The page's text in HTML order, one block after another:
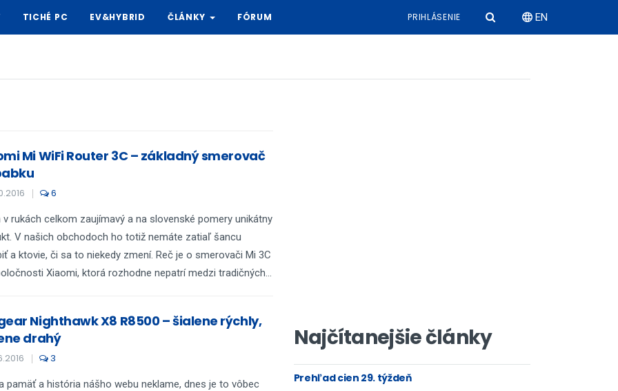
TICHÉ PC EV&HYBRID ČLÁNKY FÓRUM PRIHLÁSENIE EN
Mi WiFi Router 3C – základný smerovač
6
v rukách celkom zaujímavý a na slovenské pomery unikátny
V našich obchodoch ho totiž nemáte zatiaľ šancu
a ktovie, či sa to niekedy zmení. Reč je o smerovači Mi 3C
Xiaomi, ktorá rozhodne nepatrí medzi tradičných...
Nighthawk X8 R8500 – šialene rýchly,
drahý
3
pamäť a história nášho webu neklame, dnes je to vôbec
Najčítanejšie články
Prehľad cien 29. týždeň